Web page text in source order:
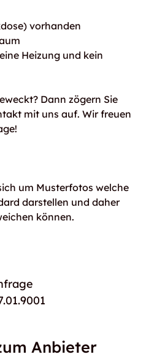
vorhanden
Heizung und kein
Dann zögern Sie
mit uns auf. Wir freuen
um Musterfotos welche
darstellen und daher
können.
Anbieter